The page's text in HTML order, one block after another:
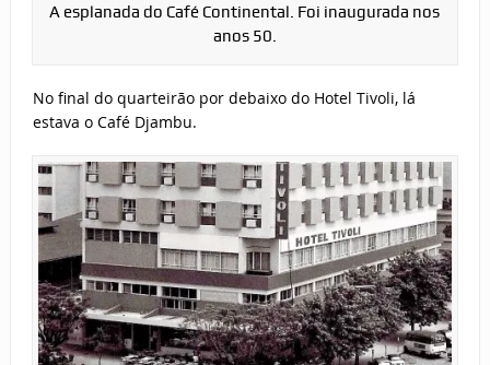
A esplanada do Café Continental. Foi inaugurada nos
anos 50.
No final do quarteirão por debaixo do Hotel Tivoli, lá
estava o Café Djambu.